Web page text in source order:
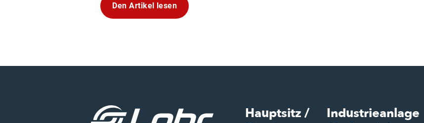
Den Artikel lesen
Hauptsitz /
Industrieanlage